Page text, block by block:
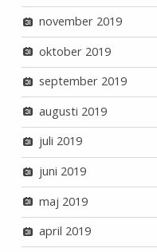
november 2019
oktober 2019
september 2019
augusti 2019
juli 2019
juni 2019
maj 2019
april 2019